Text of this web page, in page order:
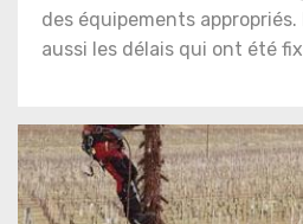
des équipements
aussi les délais qui ont été